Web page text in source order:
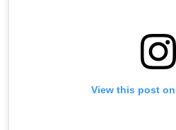
View this post